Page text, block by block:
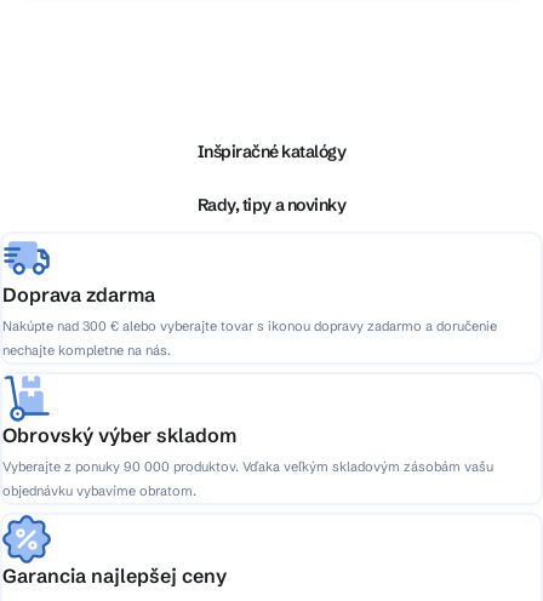
e
Inšpiračné katalógy
Rady, tipy a novinky
Doprava zdarma
Nakúpte nad 300 € alebo vyberajte tovar s ikonou dopravy zadarmo a doručenie
nechajte kompletne na nás.
Obrovský výber skladom
Vyberajte z ponuky 90 000 produktov. Vďaka veľkým skladovým zásobám vašu
objednávku vybavíme obratom.
Garancia najlepšej ceny